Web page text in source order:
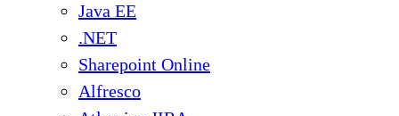
Java EE
.NET
Sharepoint Online
Alfresco